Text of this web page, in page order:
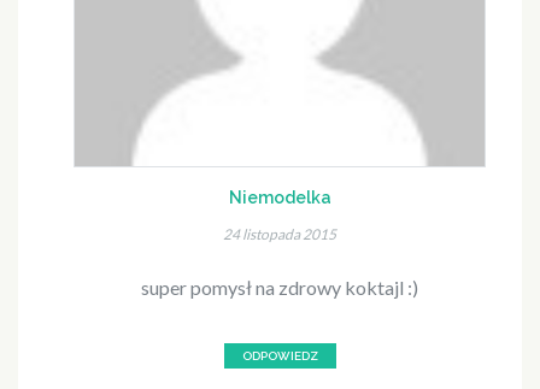
Niemodelka
24 listopada 2015
super pomysł na zdrowy koktajl :)
ODPOWIEDZ